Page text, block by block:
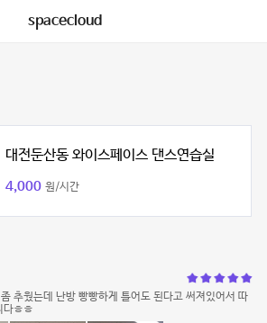
spacecloud
대전둔산동 와이스페이스 댄스연습실
4,000 원/시간
추웠는데 난방 빵빵하게 틀어도 된다고 써져있어서 따
다ㅎㅎ